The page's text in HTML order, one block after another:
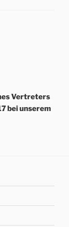
Vertreters
bei unserem